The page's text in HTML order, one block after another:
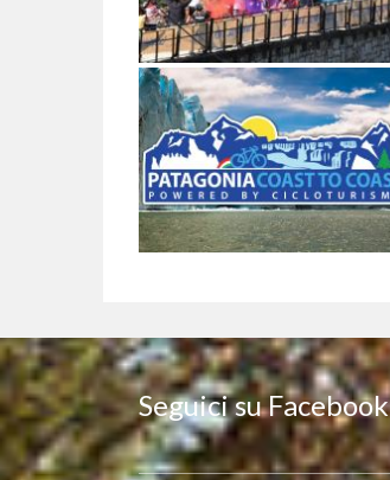
Seguici su Facebook